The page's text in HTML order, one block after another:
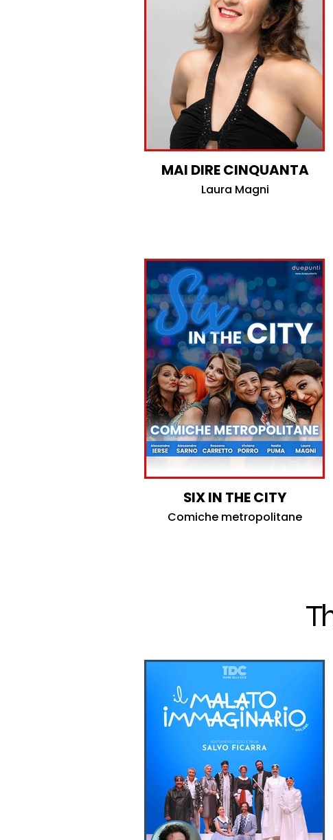
MAI DIRE CINQUANTA
Laura Magni
SIX IN THE CITY
Comiche metropolitane